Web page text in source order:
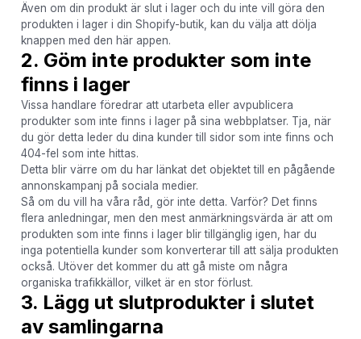
Även om din produkt är slut i lager och du inte vill göra den
produkten i lager i din Shopify-butik, kan du välja att dölja
knappen med den här appen.
2. Göm inte produkter som inte
finns i lager
Vissa handlare föredrar att utarbeta eller avpublicera
produkter som inte finns i lager på sina webbplatser. Tja, när
du gör detta leder du dina kunder till sidor som inte finns och
404-fel som inte hittas.
Detta blir värre om du har länkat det objektet till en pågående
annonskampanj på sociala medier.
Så om du vill ha våra råd, gör inte detta. Varför? Det finns
flera anledningar, men den mest anmärkningsvärda är att om
produkten som inte finns i lager blir tillgänglig igen, har du
inga potentiella kunder som konverterar till att sälja produkten
också. Utöver det kommer du att gå miste om några
organiska trafikkällor, vilket är en stor förlust.
3. Lägg ut slutprodukter i slutet
av samlingarna